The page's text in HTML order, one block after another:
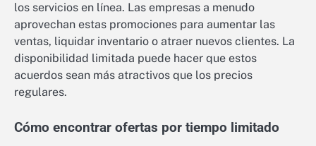
los servicios en línea. Las empresas a menudo
aprovechan estas promociones para aumentar las
ventas, liquidar inventario o atraer nuevos clientes. La
disponibilidad limitada puede hacer que estos
acuerdos sean más atractivos que los precios
regulares.
Cómo encontrar ofertas por tiempo limitado